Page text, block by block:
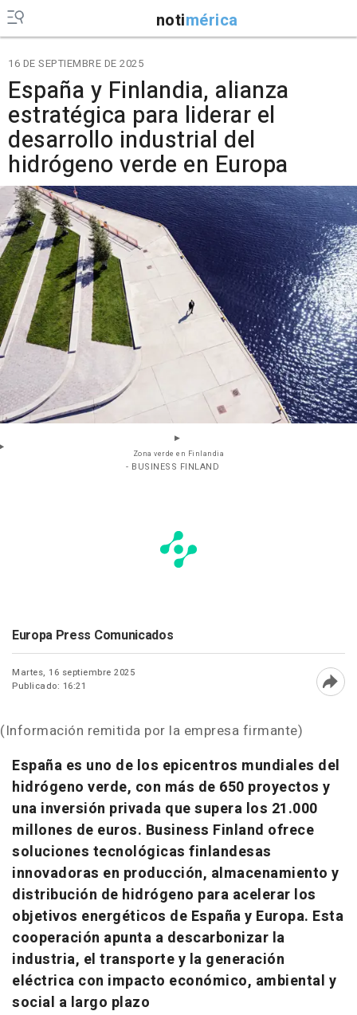
notimérica
16 DE SEPTIEMBRE DE 2025
España y Finlandia, alianza
estratégica para liderar el
desarrollo industrial del
hidrógeno verde en Europa
Zona verde en Finlandia
- BUSINESS FINLAND
Europa Press Comunicados
Martes, 16 septiembre 2025
Publicado: 16:21
(Información remitida por la empresa firmante)
España es uno de los epicentros mundiales del
hidrógeno verde, con más de 650 proyectos y
una inversión privada que supera los 21.000
millones de euros. Business Finland ofrece
soluciones tecnológicas finlandesas
innovadoras en producción, almacenamiento y
distribución de hidrógeno para acelerar los
objetivos energéticos de España y Europa. Esta
cooperación apunta a descarbonizar la
industria, el transporte y la generación
eléctrica con impacto económico, ambiental y
social a largo plazo